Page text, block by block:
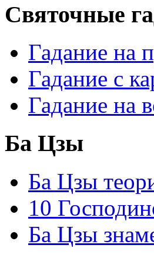
Святочные
Гадание на
Гадание с
Гадание на
Ба Цзы
Ба Цзы
10
Ба Цзы